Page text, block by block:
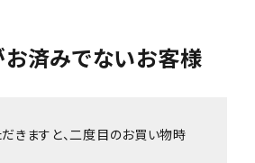
お済みでないお客様
きますと、二度目のお買い物時